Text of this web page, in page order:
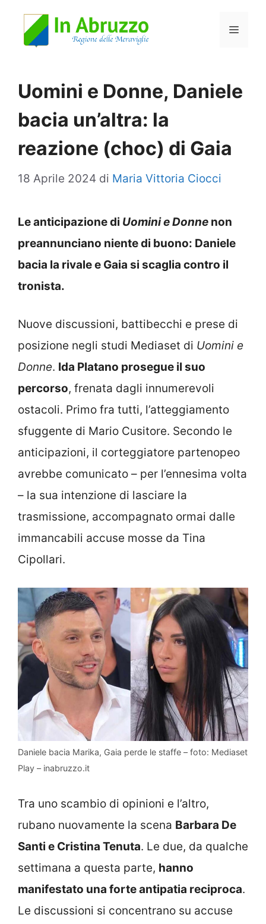
Menu
Uomini e Donne, Daniele
bacia un’altra: la
reazione (choc) di Gaia
18 Aprile 2024 di Maria Vittoria Ciocci
Le anticipazione di Uomini e Donne non
preannunciano niente di buono: Daniele
bacia la rivale e Gaia si scaglia contro il
tronista.
Nuove discussioni, battibecchi e prese di
posizione negli studi Mediaset di Uomini e
Donne. Ida Platano prosegue il suo
percorso, frenata dagli innumerevoli
ostacoli. Primo fra tutti, l’atteggiamento
sfuggente di Mario Cusitore. Secondo le
anticipazioni, il corteggiatore partenopeo
avrebbe comunicato – per l’ennesima volta
– la sua intenzione di lasciare la
trasmissione, accompagnato ormai dalle
immancabili accuse mosse da Tina
Cipollari.
Daniele bacia Marika, Gaia perde le staffe – foto: Mediaset
Play – inabruzzo.it
Tra uno scambio di opinioni e l’altro,
rubano nuovamente la scena Barbara De
Santi e Cristina Tenuta. Le due, da qualche
settimana a questa parte, hanno
manifestato una forte antipatia reciproca.
Le discussioni si concentrano su accuse